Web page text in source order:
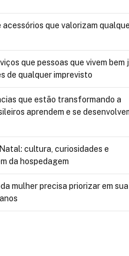
acessórios que valorizam
que pessoas que vivem bem
de qualquer imprevisto
que estão transformando a
aprendem e se
cultura, curiosidades e
da hospedagem
mulher precisa priorizar em sua